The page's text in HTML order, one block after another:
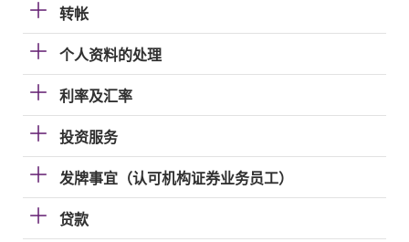
转帐
个人资料的处理
利率及汇率
投资服务
发牌事宜（认可机构证券业务员工）
贷款